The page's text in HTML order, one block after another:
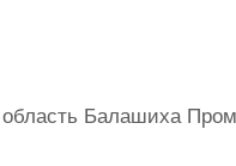
Балашиха